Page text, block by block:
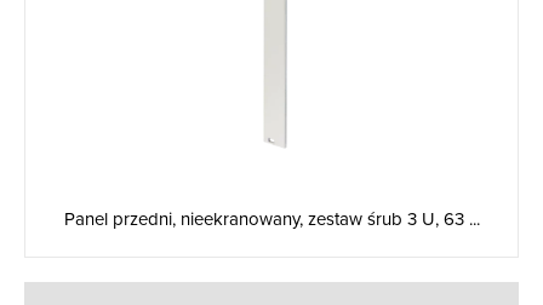
Panel przedni, nieekranowany, zestaw śrub 3 U, 63 ...